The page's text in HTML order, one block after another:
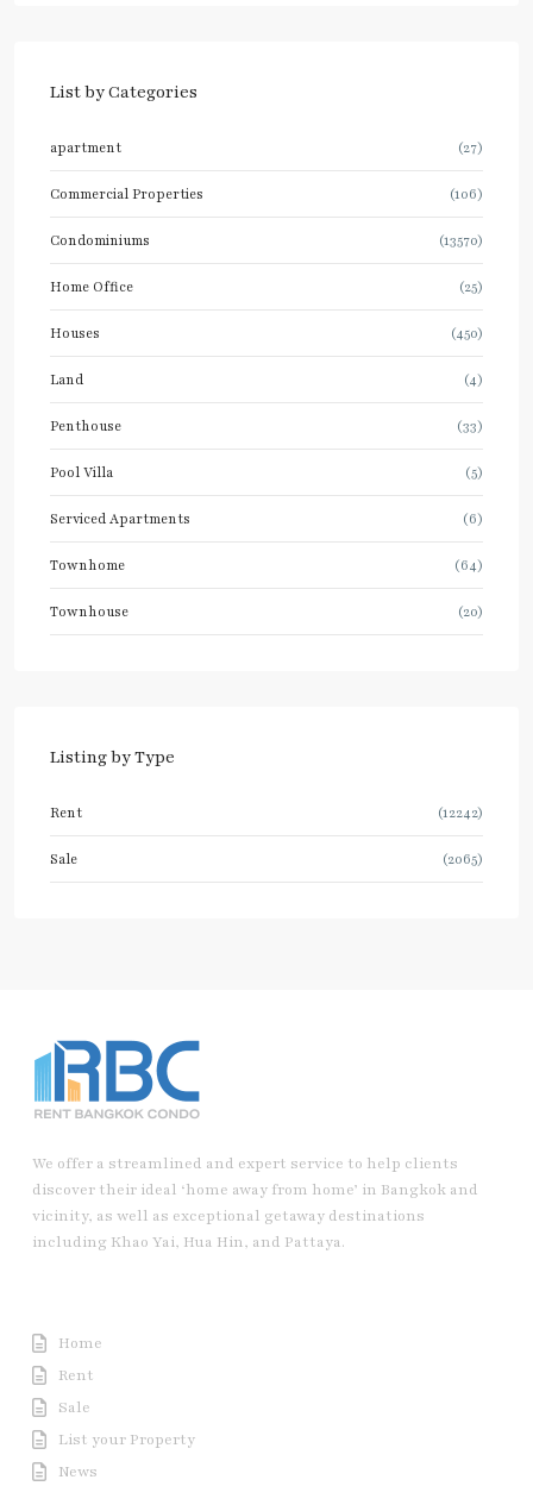
List by Categories
apartment (27)
Commercial Properties (106)
Condominiums (13570)
Home Office (25)
Houses (450)
Land (4)
Penthouse (33)
Pool Villa (5)
Serviced Apartments (6)
Townhome (64)
Townhouse (20)
Listing by Type
Rent (12242)
Sale (2065)
We offer a streamlined and expert service to help clients
discover their ideal ‘home away from home’ in Bangkok and
vicinity, as well as exceptional getaway destinations
including Khao Yai, Hua Hin, and Pattaya.
Home
Rent
Sale
List your Property
News